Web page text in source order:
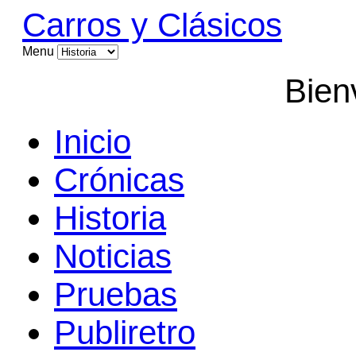
Carros y Clásicos
Menu
Inicio
Crónicas
Historia
Noticias
Pruebas
Publiretro